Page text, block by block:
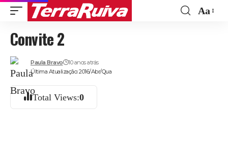
Aa
Convite 2
Última Atualização: 2016/Abr/Qua
Paula Bravo 10 anos atrás
Total Views:0